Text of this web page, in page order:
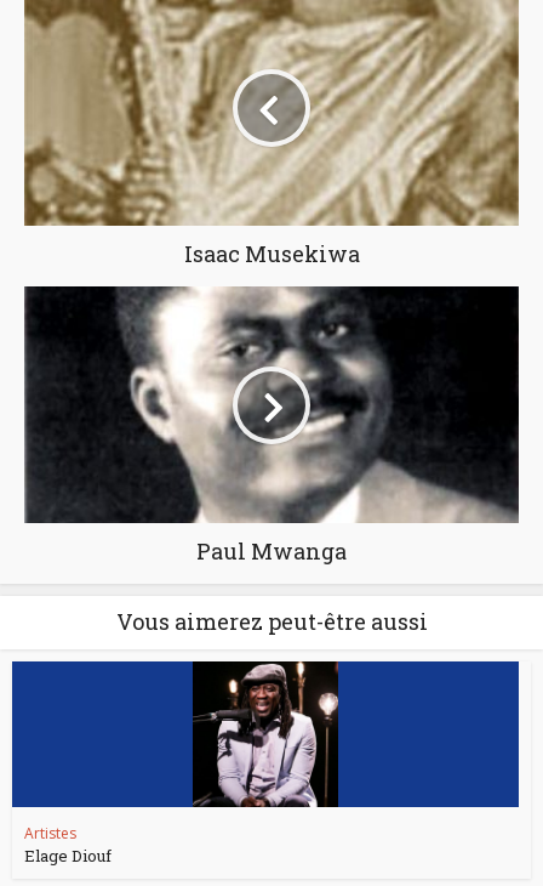
Isaac Musekiwa
Paul Mwanga
Vous aimerez peut-être aussi
Artistes
Elage Diouf